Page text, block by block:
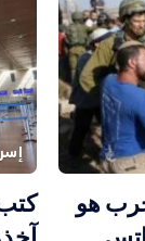
هو